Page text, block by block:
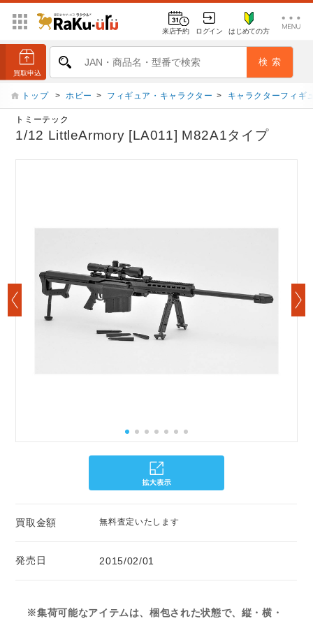
来店予約 ログイン はじめての方
トップ > ホビー > フィギュア・キャラクター > キャラクターフィギ
トミーテック
1/12 LittleArmory [LA011] M82A1タイプ
買取金額 無料査定いたします
発売日 2015/02/01
※集荷可能なアイテムは、梱包された状態で、縦・横・